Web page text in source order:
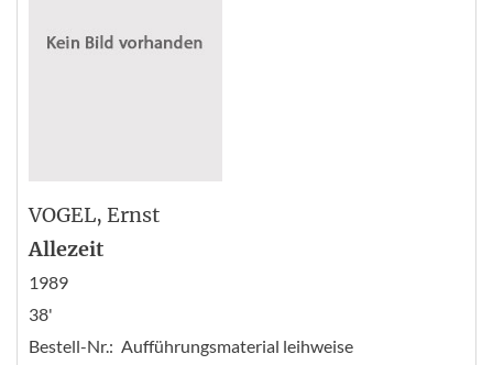
VOGEL, Ernst
Allezeit
1989
38'
Bestell-Nr.: Aufführungsmaterial leihweise